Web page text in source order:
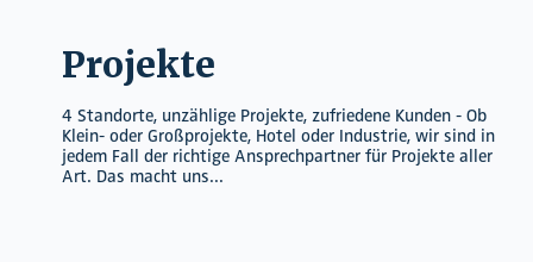
Projekte
4 Standorte, unzählige Projekte, zufriedene Kunden - Ob
Klein- oder Großprojekte, Hotel oder Industrie, wir sind in
jedem Fall der richtige Ansprechpartner für Projekte aller
Art. Das macht uns...